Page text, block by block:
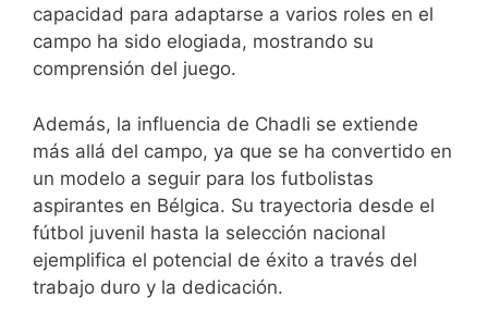
capacidad para adaptarse a varios roles en el
campo ha sido elogiada, mostrando su
comprensión del juego.
Además, la influencia de Chadli se extiende
más allá del campo, ya que se ha convertido en
un modelo a seguir para los futbolistas
aspirantes en Bélgica. Su trayectoria desde el
fútbol juvenil hasta la selección nacional
ejemplifica el potencial de éxito a través del
trabajo duro y la dedicación.